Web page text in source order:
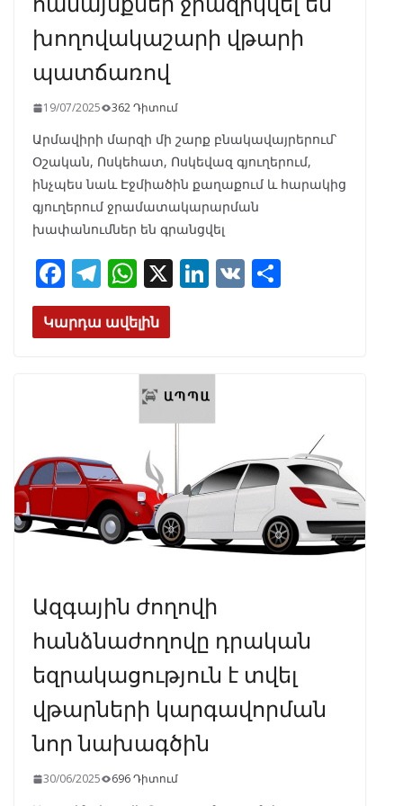
խողովակաշարի վթարի
պատճառով
19/07/2025 362 Դիտում
Արմավիրի մարզի մի շարք բնակավայրերում՝
Օշական, Ոսկեհատ, Ոսկեվազ գյուղերում,
ինչպես նաև Էջմիածին քաղաքում և հարակից
գյուղերում ջրամատակարարման
խափանումներ են գրանցվել
F
ac
e
k
T
el
e
W
h
at
A
p
p
X Li
dI
n
V
Կարդա ավելին
Ազգային ժողովի
հանձնաժողովը դրական
եզրակացություն է տվել
վթարների կարգավորման
նոր նախագծին
30/06/2025 696 Դիտում